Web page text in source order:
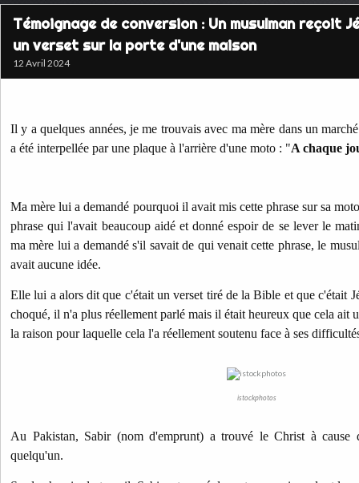
Témoignage de conversion : Un musulman reçoit
un verset sur la porte d'une maison
12 Avril 2024
Il y a quelques années, je me trouvais avec ma mère dans un
a été interpellée par une plaque à l'arrière d'une moto : "A chaque
Ma mère lui a demandé pourquoi il avait mis cette phrase sur sa
phrase qui l'avait beaucoup aidé et donné espoir de se lever le
ma mère lui a demandé s'il savait de qui venait cette phrase, le
avait aucune idée.
Elle lui a alors dit que c'était un verset tiré de la Bible et que c'était
choqué, il n'a plus réellement parlé mais il était heureux que cela ait
la raison pour laquelle cela l'a réellement soutenu face à ses
istockphotos
Au Pakistan, Sabir (nom d'emprunt) a trouvé le Christ à cause
quelqu'un.